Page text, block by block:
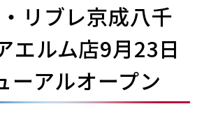
リブレ京成八千
エルム店9月23日
ーアルオープン